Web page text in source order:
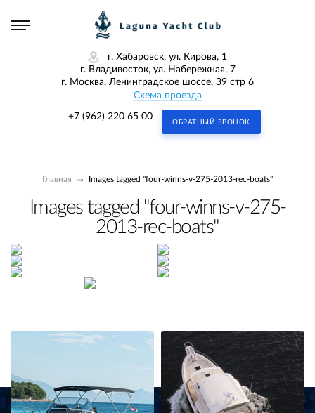
г. Хабаровск, ул. Кирова, 1
г. Владивосток, ул. Набережная, 7
г. Москва, Ленинградское шоссе, 39 стр 6
Схема проезда
+7 (962) 220 65 00
ОБРАТНЫЙ ЗВОНОК
Главная Images tagged "four-winns-v-275-2013-rec-boats"
Images tagged "four-winns-v-275-
2013-rec-boats"